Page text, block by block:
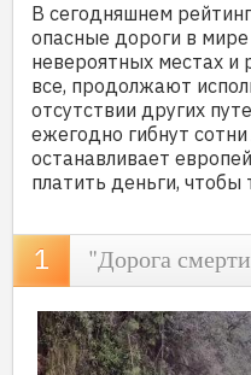
В сегодняшнем
опасные дороги в
невероятных местах и
все, продолжают
отсутствии других
ежегодно гибнут
останавливает
платить деньги, чтобы
"Дорога